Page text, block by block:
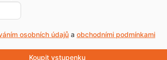
osobních údajů a obchodními podmínkami
Koupit vstupenku